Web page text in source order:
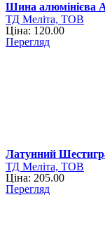
Шина алюмінієва
ТД Меліта, ТОВ
Ціна: 120.00
Перегляд
Латунний
ТД Меліта, ТОВ
Ціна: 205.00
Перегляд